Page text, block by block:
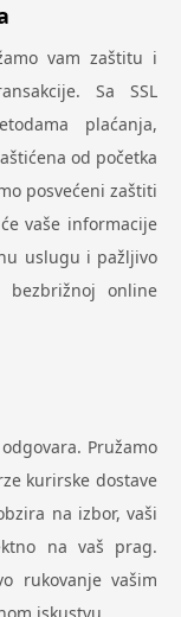
vam zaštitu i
Sa SSL
plaćanja,
od početka
posvećeni zaštiti
vaše informacije
uslugu i pažljivo
bezbrižnoj online
Pružamo
kurirske dostave
na izbor, vaši
na vaš prag.
rukovanje vašim